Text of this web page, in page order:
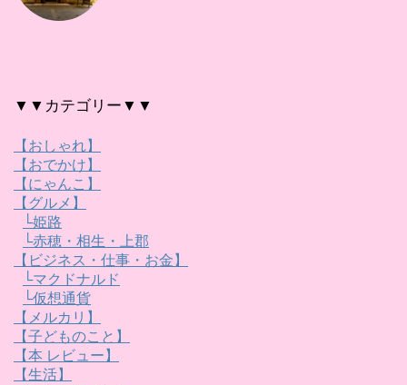
▼▼カテゴリー▼▼
【おしゃれ】
【おでかけ】
【にゃんこ】
【グルメ】
└姫路
└赤穂・相生・上郡
【ビジネス・仕事・お金】
└マクドナルド
└仮想通貨
【メルカリ】
【子どものこと】
【本 レビュー】
【生活】